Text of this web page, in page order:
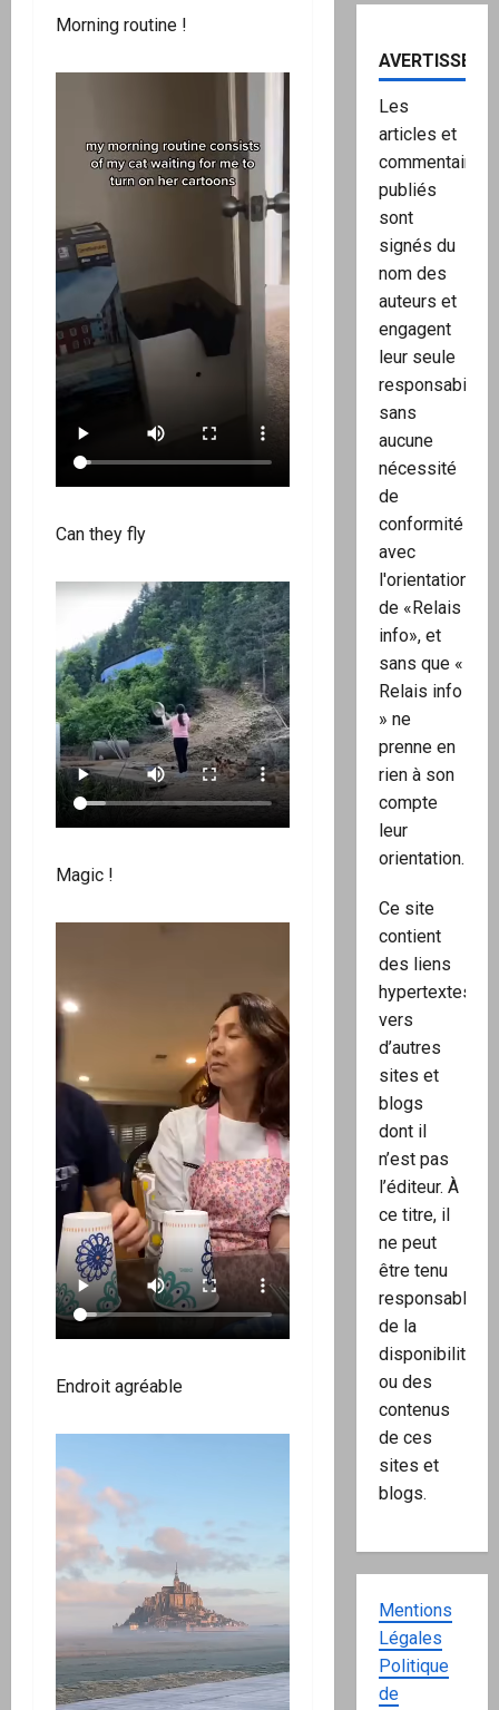
Morning routine !
Can they fly
Magic !
Endroit agréable
Les
articles et
commentaires
publiés
sont
signés du
nom des
auteurs et
engagent
leur seule
responsabilité,
sans
aucune
nécessité
de
conformité
avec
l'orientation
de «Relais
info», et
sans que «
Relais info
» ne
prenne en
rien à son
compte
leur
orientation.
Ce site
contient
des liens
hypertextes
vers
d’autres
sites et
blogs
dont il
n’est pas
l’éditeur. À
ce titre, il
ne peut
être tenu
responsable
de la
disponibilité
ou des
contenus
de ces
sites et
blogs.
Mentions
Légales
Politique
de